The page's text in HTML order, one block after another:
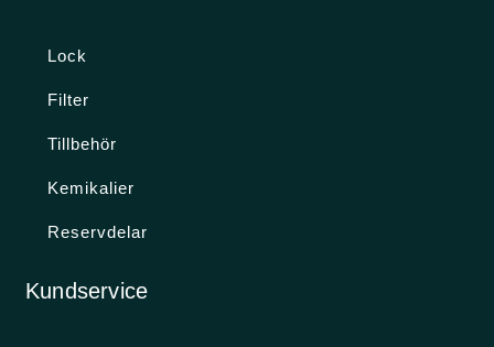
Lock
Filter
Tillbehör
Kemikalier
Reservdelar
Kundservice